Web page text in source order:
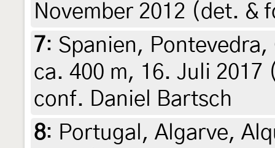
November 2012 (det. &
7: Spanien,
ca. 400 m, 16. Juli
conf. Daniel Bartsch
8: Portugal, Algarve,